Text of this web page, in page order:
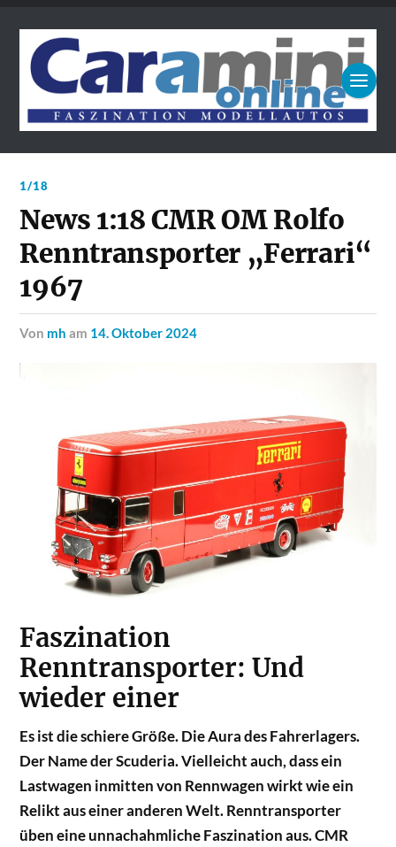
1/18
News 1:18 CMR OM Rolfo
Renntransporter „Ferrari“
1967
von mh am 14. Oktober 2024
Faszination
Renntransporter: Und
wieder einer
Es ist die schiere Größe. Die Aura des Fahrerlagers.
Der Name der Scuderia. Vielleicht auch, dass ein
Lastwagen inmitten von Rennwagen wirkt wie ein
Relikt aus einer anderen Welt. Renntransporter
üben eine unnachahmliche Faszination aus. CMR